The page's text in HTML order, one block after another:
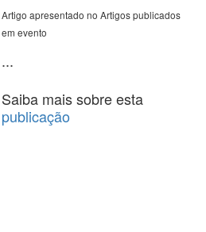
Artigo apresentado no Artigos publicados
em evento
...
Saiba mais sobre esta
publicação